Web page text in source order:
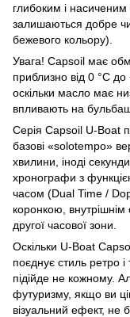
глибоким і
залишаються добре
бежевого кольору).
Увага! Capsoil має
приблизно від 0 °C
оскільки масло має
впливають на
Серія Capsoil U-Boat
базові «solotempo»
хвилини, іноді
хронографи з
часом (Dual Time /
коронкою,
другої часової зони.
Оскільки U-Boat
поєднує стиль ретро і
підійде не кожному.
футуризму, якщо ви
візуальний ефект, не